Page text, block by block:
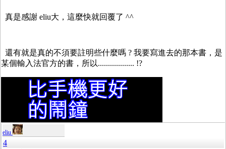
真是感謝 eliu大，這麼快就回覆了 ^^
還有就是真的不須要註明些什麼嗎 ? 我要寫進去的那本書，是
某個輸入法官方的書，所以.................. !?
eliu
4